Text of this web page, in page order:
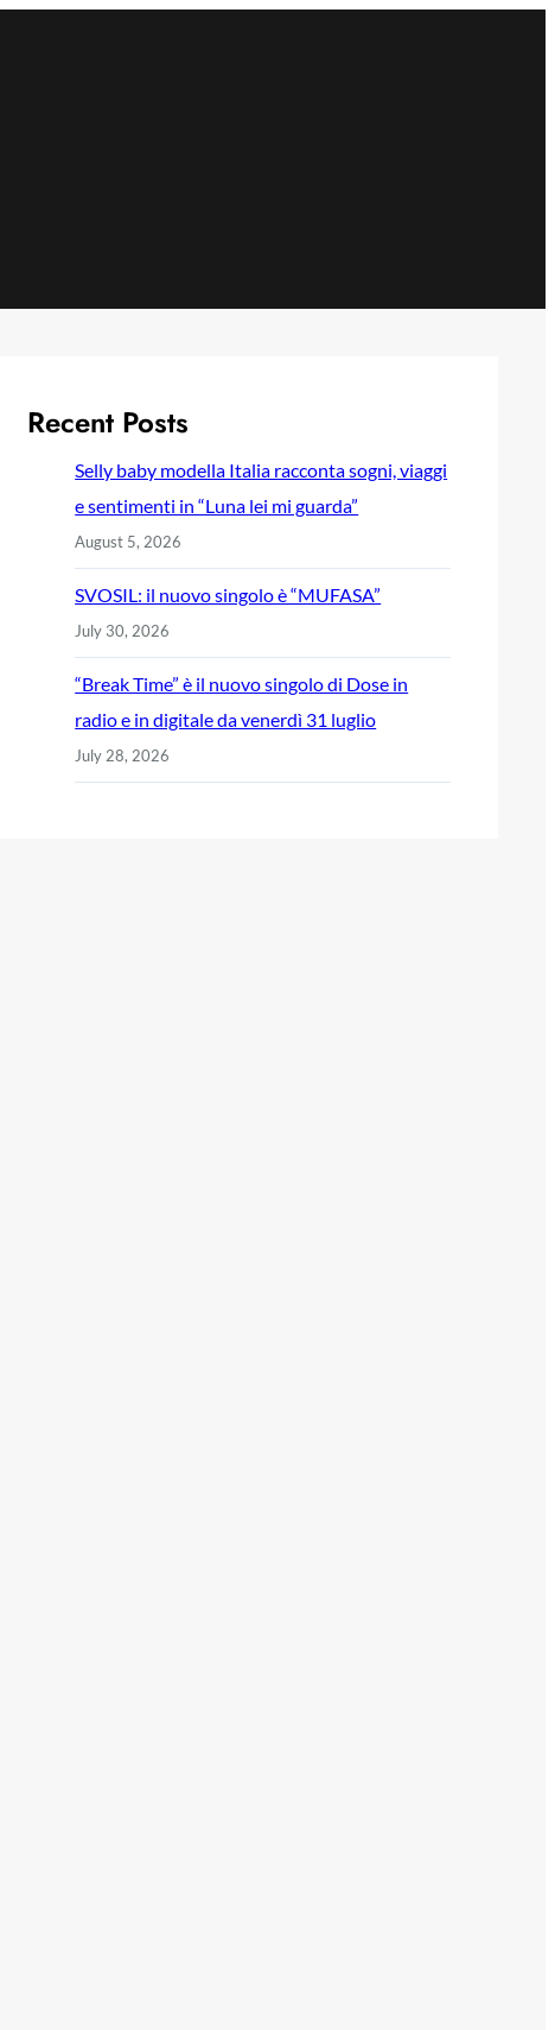
Recent Posts
Selly baby modella Italia racconta sogni, viaggi
e sentimenti in “Luna lei mi guarda”
August 5, 2026
SVOSIL: il nuovo singolo è “MUFASA”
July 30, 2026
“Break Time” è il nuovo singolo di Dose in
radio e in digitale da venerdì 31 luglio
July 28, 2026